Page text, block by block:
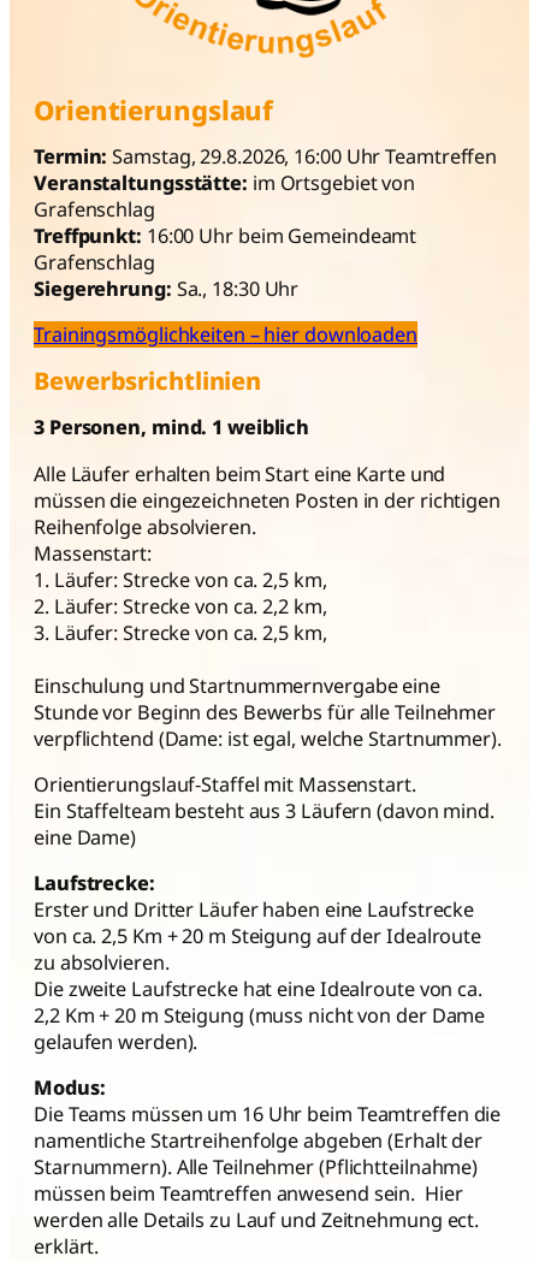
Orientierungslauf
Termin: Samstag, 29.8.2026, 16:00 Uhr Teamtreffen
Veranstaltungsstätte: im Ortsgebiet von
Grafenschlag
Treffpunkt: 16:00 Uhr beim Gemeindeamt
Grafenschlag
Siegerehrung: Sa., 18:30 Uhr
Trainingsmöglichkeiten – hier downloaden
Bewerbsrichtlinien
3 Personen, mind. 1 weiblich
Alle Läufer erhalten beim Start eine Karte und
müssen die eingezeichneten Posten in der richtigen
Reihenfolge absolvieren.
Massenstart:
1. Läufer: Strecke von ca. 2,5 km,
2. Läufer: Strecke von ca. 2,2 km,
3. Läufer: Strecke von ca. 2,5 km,
Einschulung und Startnummernvergabe eine
Stunde vor Beginn des Bewerbs für alle Teilnehmer
verpflichtend (Dame: ist egal, welche Startnummer).
Orientierungslauf-Staffel mit Massenstart.
Ein Staffelteam besteht aus 3 Läufern (davon mind.
eine Dame)
Laufstrecke:
Erster und Dritter Läufer haben eine Laufstrecke
von ca. 2,5 Km + 20 m Steigung auf der Idealroute
zu absolvieren.
Die zweite Laufstrecke hat eine Idealroute von ca.
2,2 Km + 20 m Steigung (muss nicht von der Dame
gelaufen werden).
Modus:
Die Teams müssen um 16 Uhr beim Teamtreffen die
namentliche Startreihenfolge abgeben (Erhalt der
Starnummern). Alle Teilnehmer (Pflichtteilnahme)
müssen beim Teamtreffen anwesend sein. Hier
werden alle Details zu Lauf und Zeitnehmung ect.
erklärt.